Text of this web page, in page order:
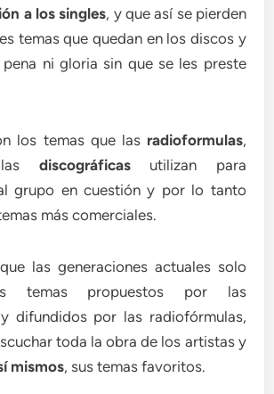
a los singles, y que así se pierden
temas que quedan en los discos y
ni gloria sin que se les preste
los temas que las radioformulas,
discográficasutilizan para
grupo en cuestión y por lo tanto
más comerciales.
las generaciones actuales solo
temas propuestos por las
difundidos por las radiofórmulas,
toda la obra de los artistas y
mismos, sus temas favoritos.